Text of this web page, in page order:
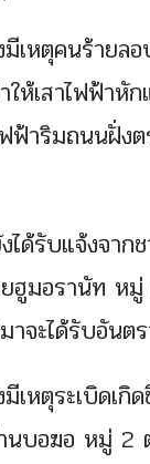
เหตุคนร้ายล
เสาไฟฟ้าหั
ฟฟ้าริมถนนฝั่
ได้รับแจ้งจา
มอรานัท หมู่
จะได้รับอันต
เหตุระเบิดเ
อฆอ หมู่ 2 ต